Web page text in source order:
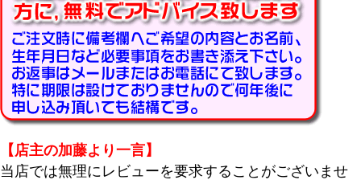
【店主の加藤より一言】
当店では無理にレビューを要求することがございませ
限定
再入荷
翌日発送
在庫なし商品
在庫なし商品を表示しない
商品番号/JANコード